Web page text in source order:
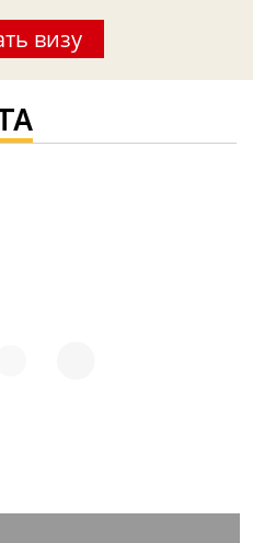
визу